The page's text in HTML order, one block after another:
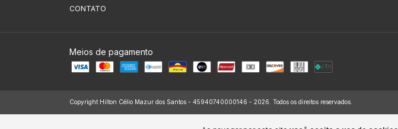
CONTATO
Meios de pagamento
Copyright Hilton Célio Mazur dos Santos - 45940740000146 - 2026. Todos os direitos reservados.